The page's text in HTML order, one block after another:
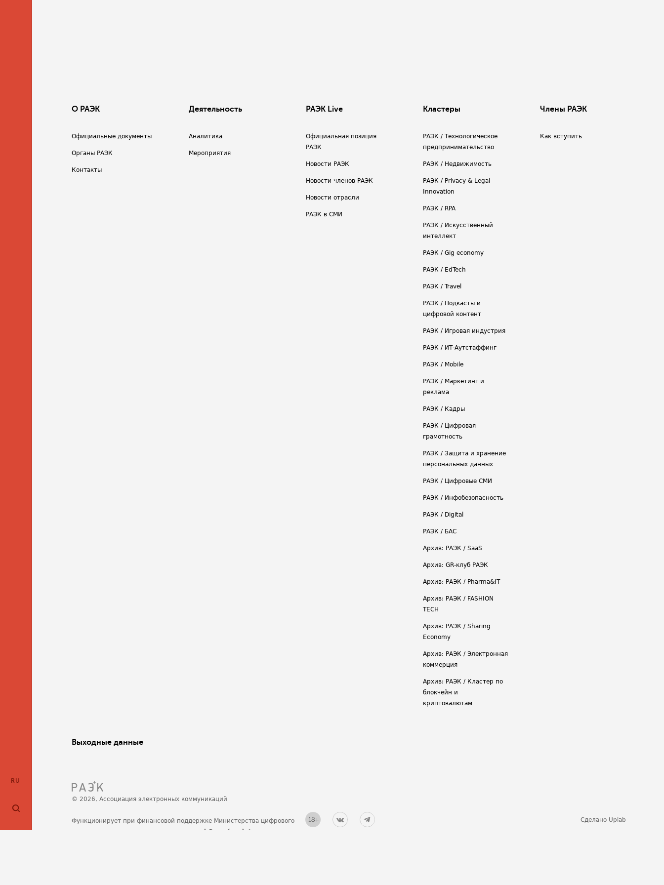
RU
О РАЭК
Официальные документы
Органы РАЭК
Контакты
Деятельность
Аналитика
Мероприятия
РАЭК Live
Официальная позиция
РАЭК
Новости РАЭК
Новости членов РАЭК
Новости отрасли
РАЭК в СМИ
Кластеры
РАЭК / Технологическое
предпринимательство
РАЭК / Недвижимость
РАЭК / Privacy & Legal
Innovation
РАЭК / RPA
РАЭК / Искусственный
интеллект
РАЭК / Gig economy
РАЭК / EdTech
РАЭК / Travel
РАЭК / Подкасты и
цифровой контент
РАЭК / Игровая индустрия
РАЭК / ИТ-Аутстаффинг
РАЭК / Mobile
РАЭК / Маркетинг и
реклама
РАЭК / Кадры
РАЭК / Цифровая
грамотность
РАЭК / Защита и хранение
персональных данных
РАЭК / Цифровые СМИ
РАЭК / Инфобезопасность
РАЭК / Digital
РАЭК / БАС
Архив: РАЭК / SaaS
Архив: GR-клуб РАЭК
Архив: РАЭК / Pharma&IT
Архив: РАЭК / FASHION
TECH
Архив: РАЭК / Sharing
Economy
Архив: РАЭК / Электронная
коммерция
Архив: РАЭК / Кластер по
блокчейн и
криптовалютам
Члены РАЭК
Как вступить
Выходные данные
© 2026, Ассоциация электронных коммуникаций
Функционирует при финансовой поддержке Министерства цифрового
развития, связи и массовых коммуникаций Российской Федерации
Сделано Uplab